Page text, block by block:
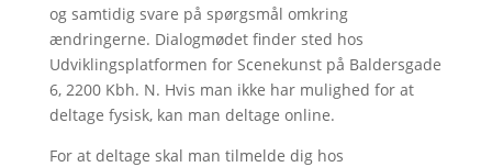
og samtidig svare på spørgsmål omkring
ændringerne. Dialogmødet finder sted hos
Udviklingsplatformen for Scenekunst på Baldersgade
6, 2200 Kbh. N. Hvis man ikke har mulighed for at
deltage fysisk, kan man deltage online.
For at deltage skal man tilmelde dig hos